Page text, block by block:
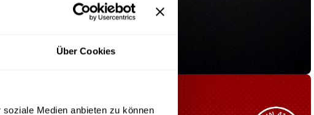
Über Cookies
Medien anbieten zu können
Sie haben nicht das passende
Produkt gefunden?